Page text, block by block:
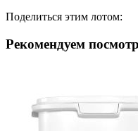
Поделиться этим лотом:
Рекомендуем